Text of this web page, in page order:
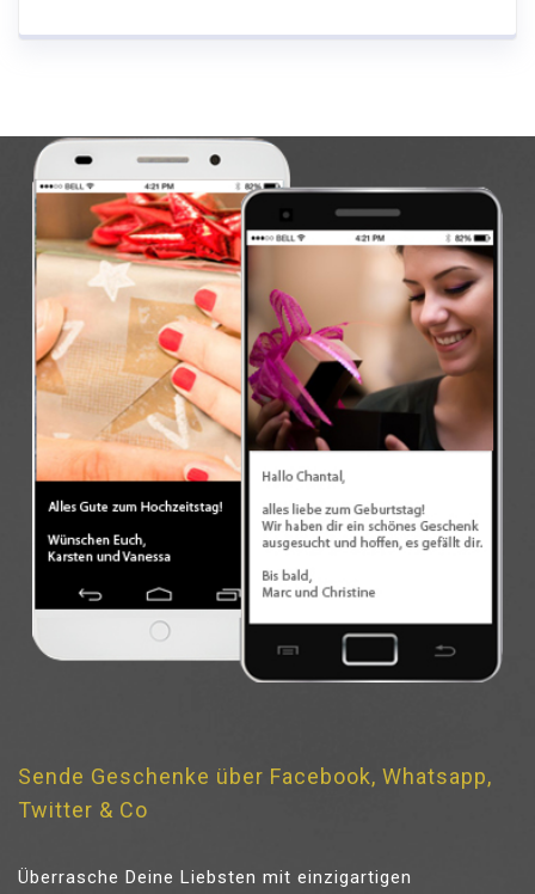
Sende Geschenke über Facebook, Whatsapp,
Twitter & Co
Überrasche Deine Liebsten mit einzigartigen